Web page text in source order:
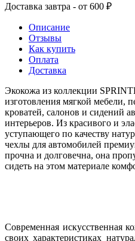
Доставка завтра - от 600 ₽
Описание
Отзывы
Как купить
Оплата
Доставка
Экокожа из коллекции
изготовления мягкой мебели,
кроватей, салонов и сидений
интерьеров. Из красивого и
уступающего по качеству
чехлы для автомобилей
прочна и долговечна, она
сидеть на этом материале
Современная искусственная
своих характеристиках